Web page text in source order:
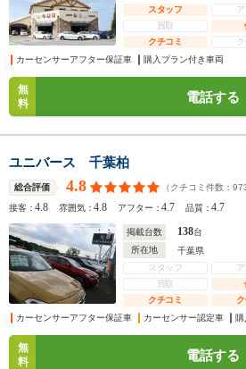
スタッフ
買取
クチコミ
カーセンサーアフター保証車
購入プラン付き車両
無
料
電話する
ユニバース 千葉柏
総合評価 4.8 （クチコミ件数：
接客：4.8 雰囲気：4.8 アフター：4.7 品質：4.7
掲載台数 138台
所在地
千葉県
スタッフ
買取
クチコミ
カーセンサーアフター保証車
カーセンサー認定車
無
料
電話する